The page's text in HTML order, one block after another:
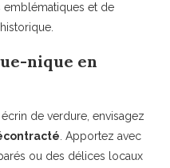
et de
nique en
de verdure, envisagez
. Apportez avec
ou des délices locaux